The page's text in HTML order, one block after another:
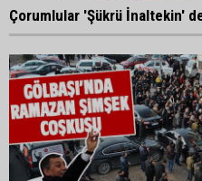
Çorumlular 'Şükrü İnaltekin'